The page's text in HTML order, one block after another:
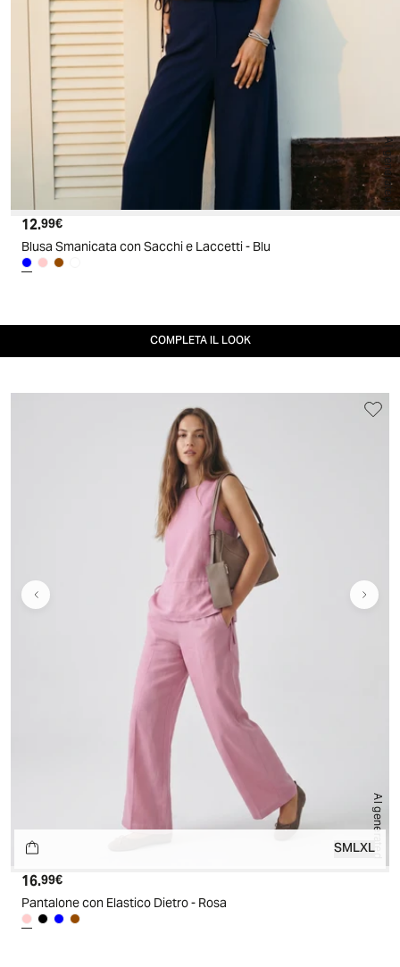
AI generated
Prezzo attuale
12.99€
Blusa Smanicata con Sacchi e Laccetti - Blu
COMPLETA IL LOOK
AI generated
SMLXL
Prezzo attuale
16.99€
Pantalone con Elastico Dietro - Rosa